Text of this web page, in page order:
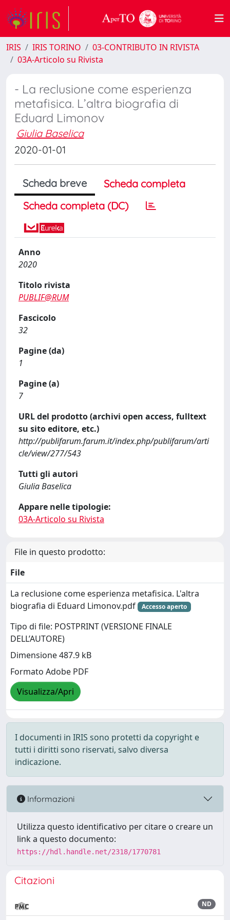
IRIS IRIS TORINO
03-CONTRIBUTO IN RIVISTA
03A-Articolo su Rivista
- La reclusione come esperienza
metafisica. L’altra biografia di
Eduard Limonov
Giulia Baselica
2020-01-01
Scheda breve
Scheda completa
Scheda completa (DC)
Anno
2020
Titolo rivista
PUBLIF@RUM
Fascicolo
32
Pagine (da)
1
Pagine (a)
7
URL del prodotto (archivi open access, fulltext
su sito editore, etc.)
http://publifarum.farum.it/index.php/publifarum/arti
cle/view/277/543
Tutti gli autori
Giulia Baselica
Appare nelle tipologie:
03A-Articolo su Rivista
File in questo prodotto:
File
La reclusione come esperienza metafisica. L'altra
biografia di Eduard Limonov.pdf
Accesso aperto
Tipo di file: POSTPRINT (VERSIONE FINALE
DELL’AUTORE)
Dimensione 487.9 kB
Formato Adobe PDF
Visualizza/Apri
I documenti in IRIS sono protetti da copyright e
tutti i diritti sono riservati, salvo diversa
indicazione.
Informazioni
Utilizza questo identificativo per citare o creare un
link a questo documento:
https://hdl.handle.net/2318/1770781
Citazioni
ND